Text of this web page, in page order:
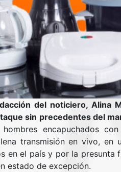
del noticiero, Alina
sin precedentes del
encapuchados
transmisión en vivo, en
en el país y por la presunta
estado de excepción.